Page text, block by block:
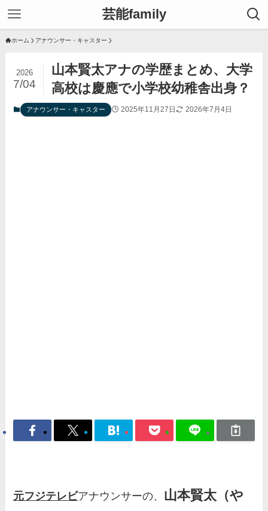
芸能family
ホーム アナウンサー・キャスター
山本賢太アナの学歴まとめ、大学
高校は慶應で小学校幼稚舎出身？
2026
7/04
アナウンサー・キャスター 2025年11月27日 2026年7月4日
元フジテレビアナウンサーの、 山本賢太（や